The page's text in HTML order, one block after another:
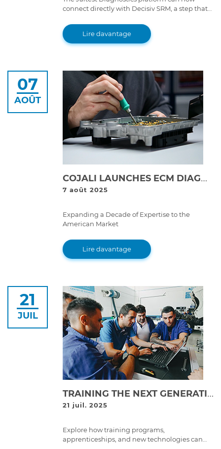
connect directly with Decisiv SRM, a step that
workflows.
Lire davantage
07
AOÛT
COJALI LAUNCHES ECM DIAGNOSTICS AND REPAIR LAB IN THE USA | COJALI REMAN
7 août 2025
Expanding a Decade of Expertise to the
American Market
Lire davantage
21
JUIL
TRAINING THE NEXT GENERATION: THE FUTURE OF SKILLED TECHNICIANS IN HEAVY-DUTY REPAIR
21 juil. 2025
Explore how training programs,
apprenticeships, and new technologies can